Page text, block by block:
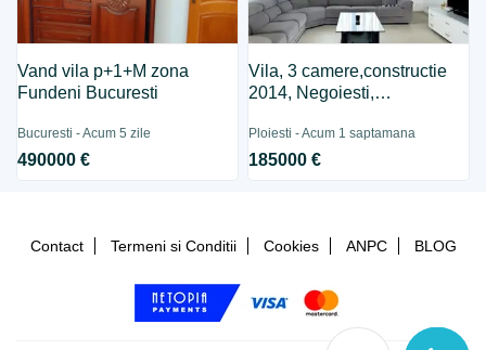
Vand vila p+1+M zona
Fundeni Bucuresti
Bucuresti - Acum 5 zile
490000 €
Vila, 3 camere,constructie
2014, Negoiesti,
Ploiesti - Acum 1 saptamana
185000 €
Contact Termeni si Conditii Cookies ANPC BLOG